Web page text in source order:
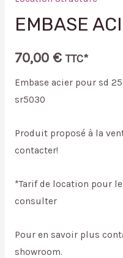
EMBASE
70,00 € TTC*
Embase acier pour sd
sr5030
Produit proposé à la
contacter!
*Tarif de location pour
consulter
Pour en savoir plus
showroom.